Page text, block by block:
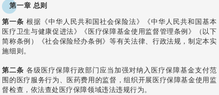
第一章 总则
第一条 根据《中华人民共和国社会保险法》《中华人民共和国基本
医疗卫生与健康促进法》《医疗保障基金使用监督管理条例》（以下
简称条例）《社会保险经办条例》等有关法律、行政法规，制定本实
施细则。
第二条 各级医疗保障行政部门应当加强对纳入医疗保障基金支付范
围的医疗服务行为、医药费用的监督，组织开展医疗保障基金使用监
督检查，依法查处医疗保障领域违法违规行为。